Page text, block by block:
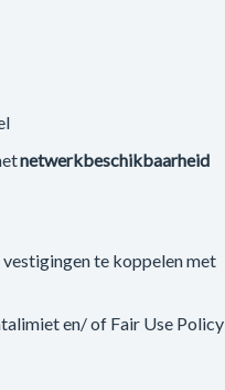
netwerkbeschikbaarheid
te koppelen met
en/ of Fair Use Policy